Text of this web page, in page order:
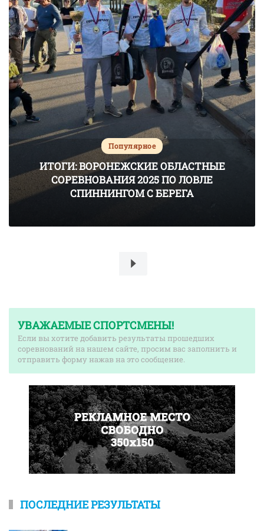
Популярное
ИТОГИ: ВОРОНЕЖСКИЕ ОБЛАСТНЫЕ
СОРЕВНОВАНИЯ 2025 ПО ЛОВЛЕ
СПИННИНГОМ С БЕРЕГА
УВАЖАЕМЫЕ СПОРТСМЕНЫ!
Если вы хотите добавить результаты прошедших
соревнований на нашем сайте, просим вас заполнить и
отправить форму нажав на это сообщение.
ПОСЛЕДНИЕ РЕЗУЛЬТАТЫ